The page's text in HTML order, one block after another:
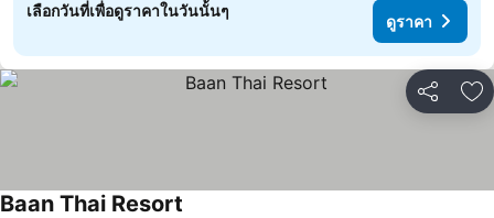
เลือกวันที่เพื่อดูราคาในวันนั้นๆ
ดูราคา
แชร์ เ
Baan Thai Resort